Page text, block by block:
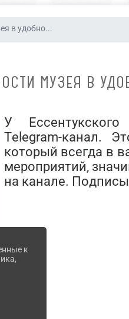
в удобно...
МУЗЕЯ В
У Ессентукского
Telegram-канал.
который всегда в
мероприятий,
на канале.
к